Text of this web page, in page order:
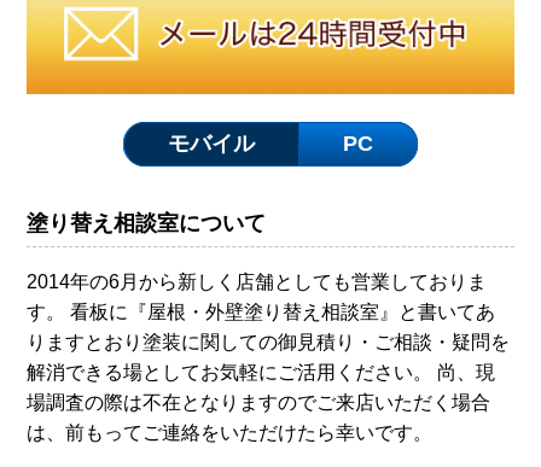
モバイル PC
塗り替え相談室について
2014年の6月から新しく店舗としても営業しておりま
す。 看板に『屋根・外壁塗り替え相談室』と書いてあ
りますとおり塗装に関しての御見積り・ご相談・疑問を
解消できる場としてお気軽にご活用ください。 尚、現
場調査の際は不在となりますのでご来店いただく場合
は、前もってご連絡をいただけたら幸いです。